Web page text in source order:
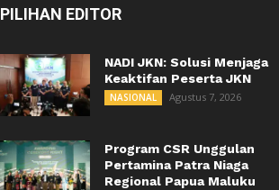
PILIHAN EDITOR
NADI JKN: Solusi Menjaga
Keaktifan Peserta JKN
NASIONAL Agustus 7, 2026
Program CSR Unggulan
Pertamina Patra Niaga
Regional Papua Maluku